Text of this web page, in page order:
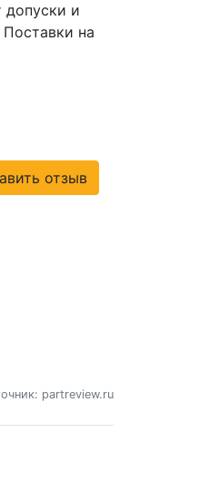
допуски и
на
отзыв
partreview.ru